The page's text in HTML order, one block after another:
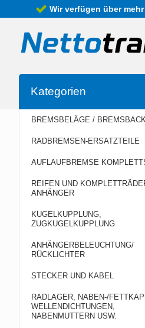
Wir verfügen über
Kategorien
BREMSBELÄGE /
RADBREMSEN-ERSATZTEILE
AUFLAUFBREMSE
REIFEN UND
ANHÄNGER
KUGELKUPPLUNG,
ZUGKUGELKUPPLUNG
ANHÄNGERBELEUCHTUNG/
RÜCKLICHTER
STECKER UND KABEL
RADLAGER, NABEN-/
WELLENDICHTUNGEN,
NABENMUTTERN USW.